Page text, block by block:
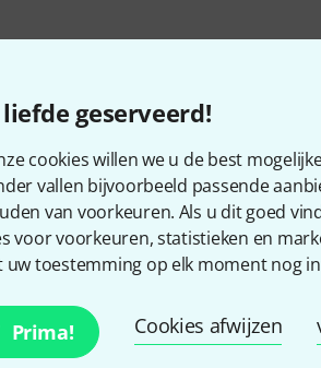
geserveerd!
cookies willen we u de best
vallen bijvoorbeeld passende
van voorkeuren. Als u dit goed
voor voorkeuren, statistieken en
uw toestemming op elk moment nog
Prima! Cookies afwijzen
Bevalt het wat u
Delen Hulp &